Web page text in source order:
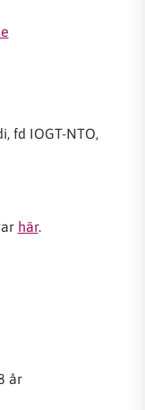
fd IOGT-NTO,
här.
år